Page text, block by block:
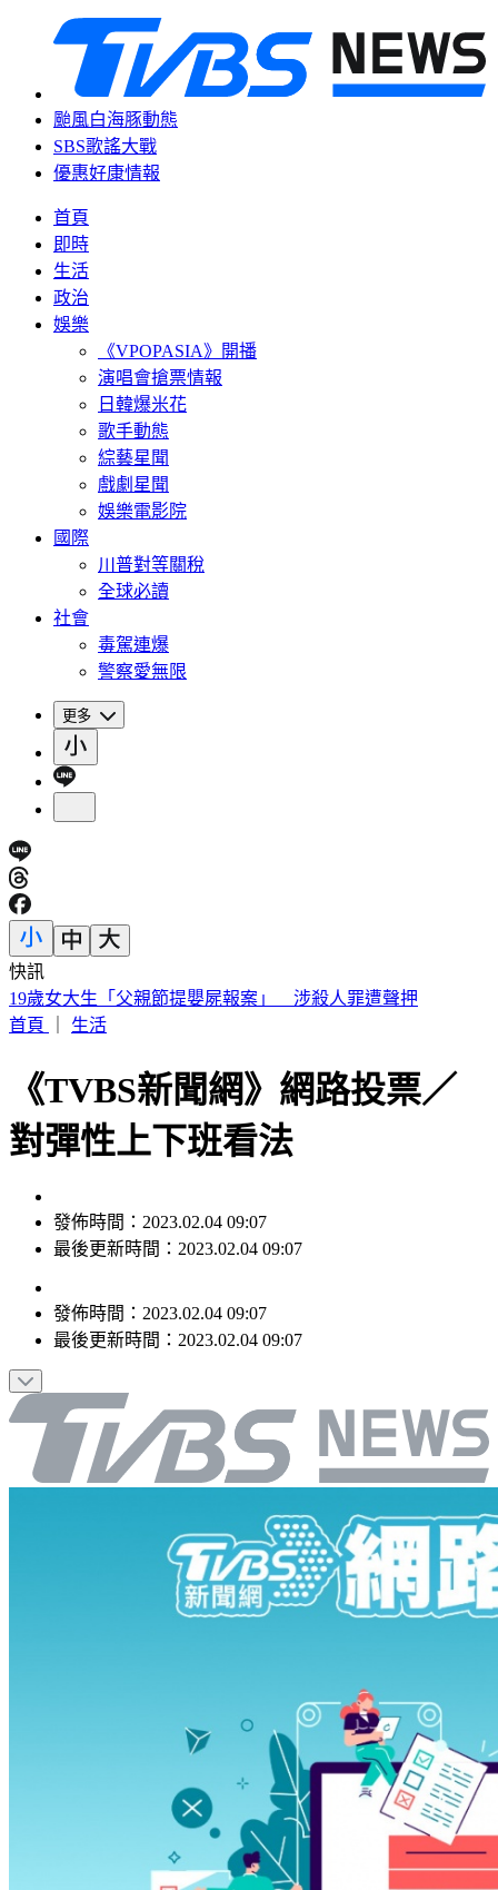
颱風白海豚動態
SBS歌謠大戰
優惠好康情報
首頁
即時
生活
政治
娛樂
《VPOPASIA》開播
演唱會搶票情報
日韓爆米花
歌手動態
綜藝星聞
戲劇星聞
娛樂電影院
國際
川普對等關稅
全球必讀
社會
毒駕連爆
警察愛無限
更多
快訊
來辯論啊！鞭刑公投藍白分歧？黃國昌：白委將先4對4辯論
首頁
生活
《TVBS新聞網》網路投票／
對彈性上下班看法
發佈時間：2023.02.04 09:07
最後更新時間：2023.02.04 09:07
發佈時間： 2023.02.04 09:07
最後更新時間： 2023.02.04 09:07